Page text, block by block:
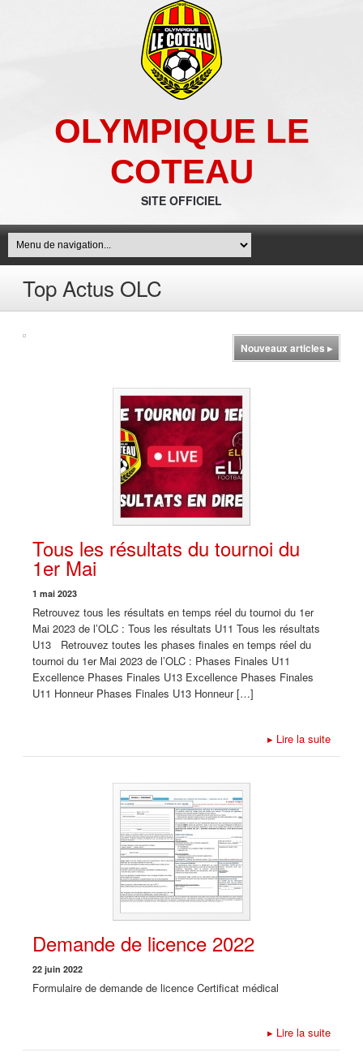
OLYMPIQUE LE
COTEAU
SITE OFFICIEL
Top Actus OLC
Nouveaux articles ▸
Tous les résultats du tournoi du
1er Mai
1 mai 2023
Retrouvez tous les résultats en temps réel du tournoi du 1er
Mai 2023 de l’OLC : Tous les résultats U11 Tous les résultats
U13 Retrouvez toutes les phases finales en temps réel du
tournoi du 1er Mai 2023 de l’OLC : Phases Finales U11
Excellence Phases Finales U13 Excellence Phases Finales
U11 Honneur Phases Finales U13 Honneur […]
▸ Lire la suite
Demande de licence 2022
22 juin 2022
Formulaire de demande de licence Certificat médical
▸ Lire la suite